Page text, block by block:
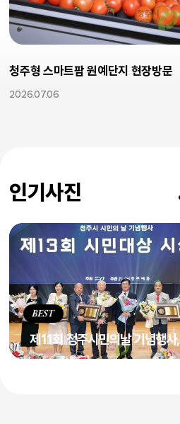
청주형 스마트팜 원예단지 현장방문
2026.07.06
인기사진